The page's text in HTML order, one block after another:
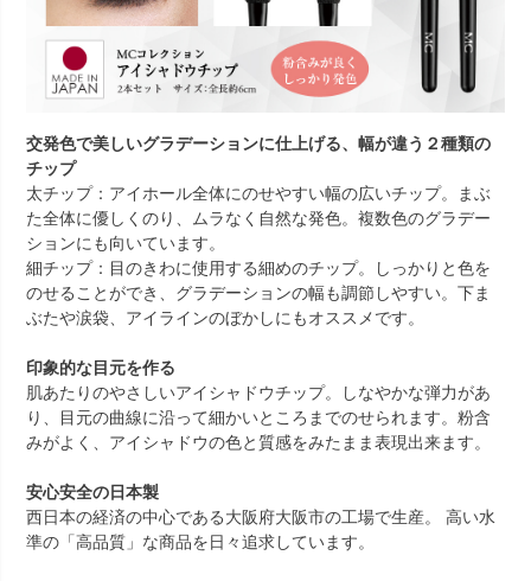
交発色で美しいグラデーションに仕上げる、幅が違う２種類の
チップ
太チップ：アイホール全体にのせやすい幅の広いチップ。まぶ
た全体に優しくのり、ムラなく自然な発色。複数色のグラデー
ションにも向いています。
細チップ：目のきわに使用する細めのチップ。しっかりと色を
のせることができ、グラデーションの幅も調節しやすい。下ま
ぶたや涙袋、アイラインのぼかしにもオススメです。
印象的な目元を作る
肌あたりのやさしいアイシャドウチップ。しなやかな弾力があ
り、目元の曲線に沿って細かいところまでのせられます。粉含
みがよく、アイシャドウの色と質感をみたまま表現出来ます。
安心安全の日本製
西日本の経済の中心である大阪府大阪市の工場で生産。 高い水
準の「高品質」な商品を日々追求しています。